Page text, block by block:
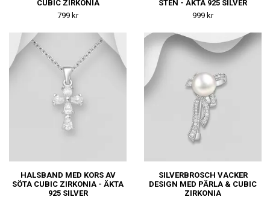
CUBIC ZIRKONIA
799 kr
STEN - ÄKTA 925 SILVER
999 kr
HALSBAND MED KORS AV
SÖTA CUBIC ZIRKONIA - ÄKTA
925 SILVER
SILVERBROSCH VACKER
DESIGN MED PÄRLA & CUBIC
ZIRKONIA